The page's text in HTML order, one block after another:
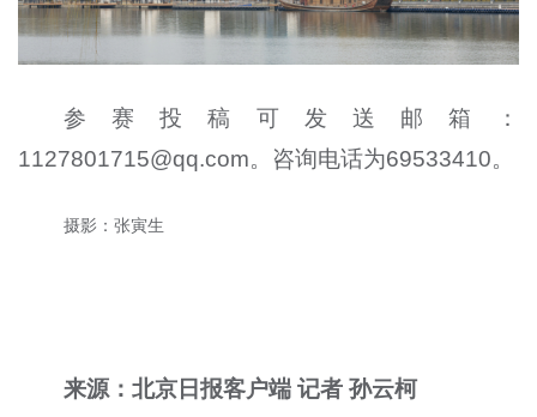
参赛投稿可发送邮箱：
1127801715@qq.com。咨询电话为69533410。
摄影：张寅生
来源：北京日报客户端 记者 孙云柯